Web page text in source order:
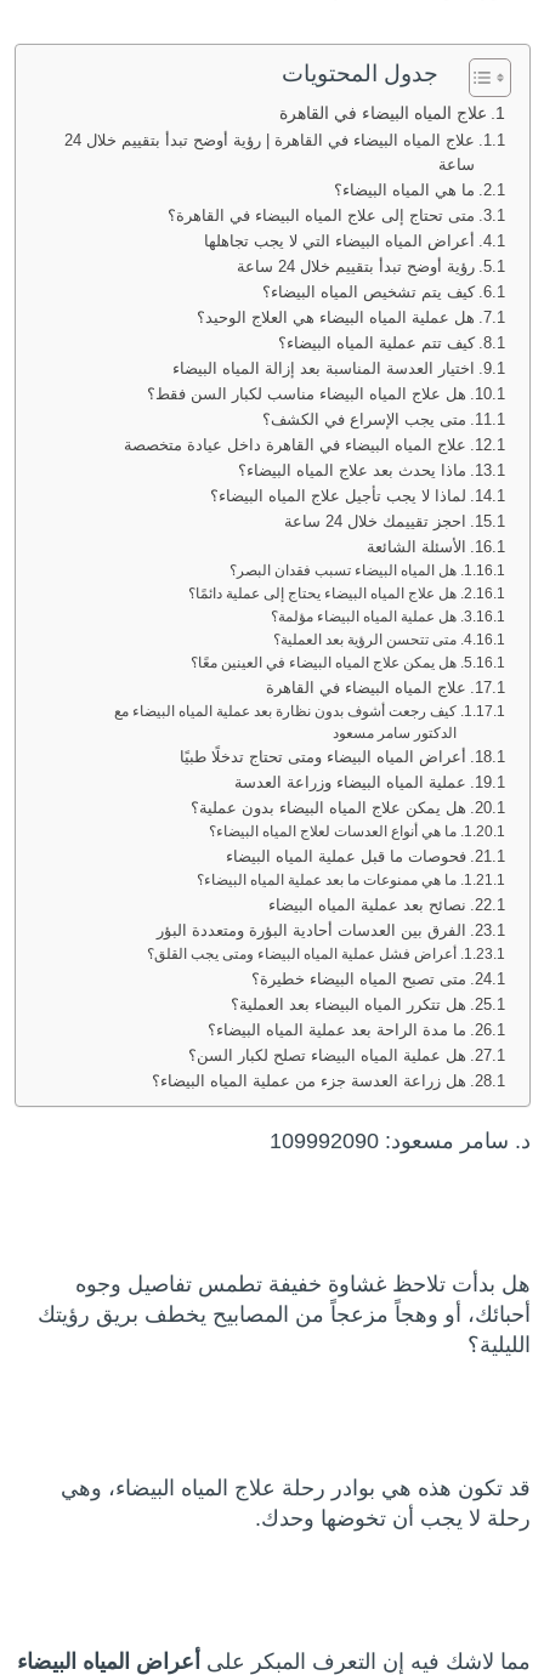
جدول المحتويات
علاج المياه البيضاء في القاهرة
علاج المياه البيضاء في القاهرة | رؤية أوضح تبدأ بتقييم خلال 24
ساعة
ما هي المياه البيضاء؟
متى تحتاج إلى علاج المياه البيضاء في القاهرة؟
أعراض المياه البيضاء التي لا يجب تجاهلها
رؤية أوضح تبدأ بتقييم خلال 24 ساعة
كيف يتم تشخيص المياه البيضاء؟
هل عملية المياه البيضاء هي العلاج الوحيد؟
كيف تتم عملية المياه البيضاء؟
اختيار العدسة المناسبة بعد إزالة المياه البيضاء
هل علاج المياه البيضاء مناسب لكبار السن فقط؟
متى يجب الإسراع في الكشف؟
علاج المياه البيضاء في القاهرة داخل عيادة متخصصة
ماذا يحدث بعد علاج المياه البيضاء؟
لماذا لا يجب تأجيل علاج المياه البيضاء؟
احجز تقييمك خلال 24 ساعة
الأسئلة الشائعة
هل المياه البيضاء تسبب فقدان البصر؟
هل علاج المياه البيضاء يحتاج إلى عملية دائمًا؟
هل عملية المياه البيضاء مؤلمة؟
متى تتحسن الرؤية بعد العملية؟
هل يمكن علاج المياه البيضاء في العينين معًا؟
علاج المياه البيضاء في القاهرة
كيف رجعت أشوف بدون نظارة بعد عملية المياه البيضاء مع
الدكتور سامر مسعود
أعراض المياه البيضاء ومتى تحتاج تدخلًا طبيًا
عملية المياه البيضاء وزراعة العدسة
هل يمكن علاج المياه البيضاء بدون عملية؟
ما هي أنواع العدسات لعلاج المياه البيضاء؟
فحوصات ما قبل عملية المياه البيضاء
ما هي ممنوعات ما بعد عملية المياه البيضاء؟
نصائح بعد عملية المياه البيضاء
الفرق بين العدسات أحادية البؤرة ومتعددة البؤر
أعراض فشل عملية المياه البيضاء ومتى يجب القلق؟
متى تصبح المياه البيضاء خطيرة؟
هل تتكرر المياه البيضاء بعد العملية؟
ما مدة الراحة بعد عملية المياه البيضاء؟
هل عملية المياه البيضاء تصلح لكبار السن؟
هل زراعة العدسة جزء من عملية المياه البيضاء؟
د. سامر مسعود: 109992090
هل بدأت تلاحظ غشاوة خفيفة تطمس تفاصيل وجوه
أحبائك، أو وهجاً مزعجاً من المصابيح يخطف بريق رؤيتك
الليلية؟
قد تكون هذه هي بوادر رحلة علاج المياه البيضاء، وهي
رحلة لا يجب أن تخوضها وحدك.
مما لاشك فيه إن التعرف المبكر على أعراض المياه البيضاء